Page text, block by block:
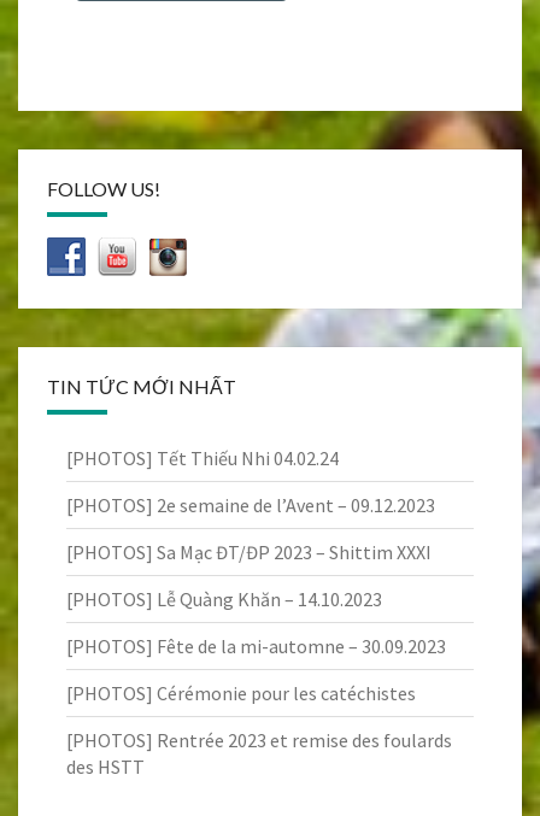
FOLLOW US!
TIN TỨC MỚI NHẤT
[PHOTOS] Tết Thiếu Nhi 04.02.24
[PHOTOS] 2e semaine de l’Avent – 09.12.2023
[PHOTOS] Sa Mạc ĐT/ĐP 2023 – Shittim XXXI
[PHOTOS] Lễ Quàng Khăn – 14.10.2023
[PHOTOS] Fête de la mi-automne – 30.09.2023
[PHOTOS] Cérémonie pour les catéchistes
[PHOTOS] Rentrée 2023 et remise des foulards
des HSTT